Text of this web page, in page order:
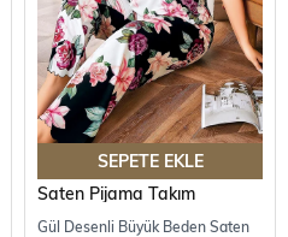
SEPETE EKLE
Saten Pijama Takım
Gül Desenli Büyük Beden Saten